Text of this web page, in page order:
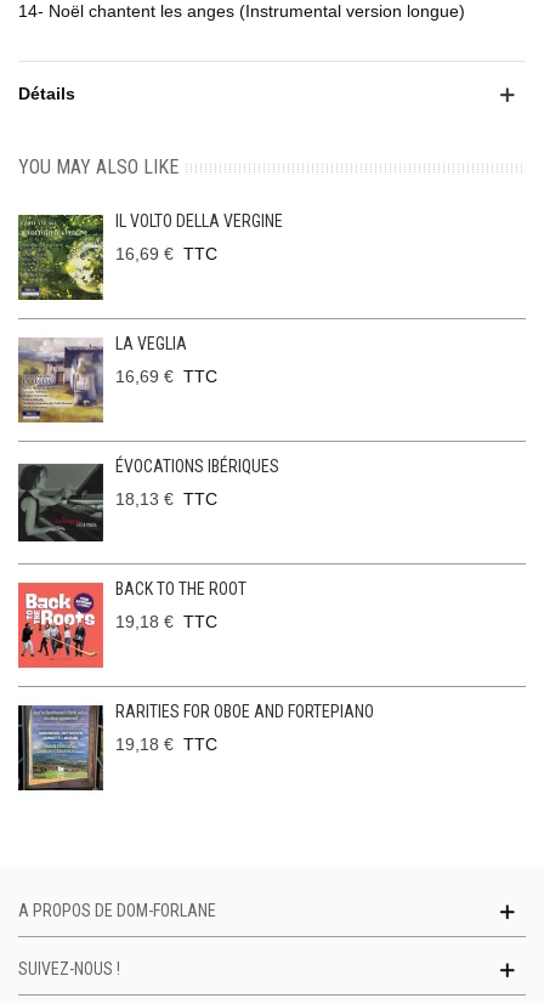
14- Noël chantent les anges (Instrumental version longue)
Détails
YOU MAY ALSO LIKE
IL VOLTO DELLA VERGINE
16,69 € TTC
LA VEGLIA
16,69 € TTC
ÉVOCATIONS IBÉRIQUES
18,13 € TTC
BACK TO THE ROOT
19,18 € TTC
RARITIES FOR OBOE AND FORTEPIANO
19,18 € TTC
A PROPOS DE DOM-FORLANE
SUIVEZ-NOUS !